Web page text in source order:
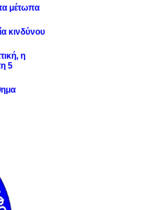
μέτωπα
κινδύνου
η
5